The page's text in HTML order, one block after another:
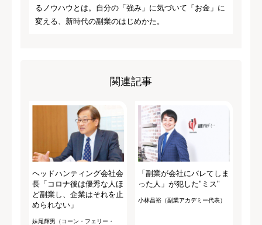
るノウハウとは。自分の「強み」に気づいて「お金」に
変える、新時代の副業のはじめかた。
関連記事
ヘッドハンティング会社会
長「コロナ後は優秀な人ほ
ど副業し、企業はそれを止
められない」
妹尾輝男（コーン・フェリー・
「副業が会社にバレてしま
った人」が犯した"ミス"
小林昌裕（副業アカデミー代表）